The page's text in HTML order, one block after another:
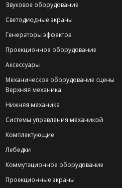
Звуковое оборудование
Светодиодные экраны
Генераторы эффектов
Проекционное оборудование
Аксессуары
Механическое оборудование сцены
Верхняя механика
Нижняя механика
Системы управления механикой
Комплектующие
Лебедки
Коммутационное оборудование
Проекционные экраны